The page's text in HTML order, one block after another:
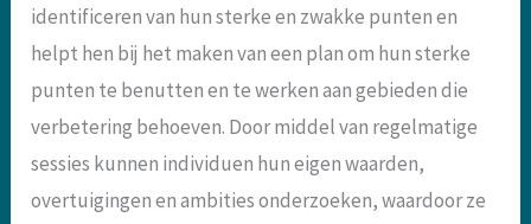
identificeren van hun sterke en zwakke punten en
helpt hen bij het maken van een plan om hun sterke
punten te benutten en te werken aan gebieden die
verbetering behoeven. Door middel van regelmatige
sessies kunnen individuen hun eigen waarden,
overtuigingen en ambities onderzoeken, waardoor ze